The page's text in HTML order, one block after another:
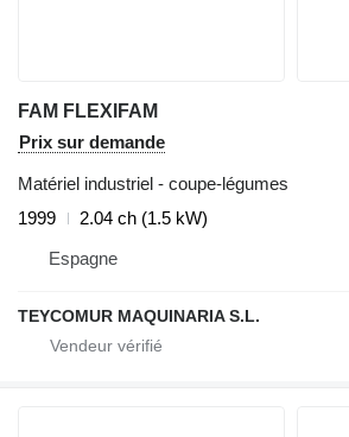
FAM FLEXIFAM
Prix sur demande
Matériel industriel - coupe-légumes
1999
2.04 ch (1.5 kW)
Espagne
TEYCOMUR MAQUINARIA S.L.